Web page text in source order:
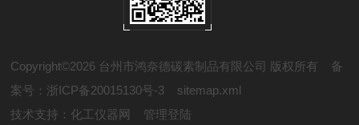
Copyright©2026 台州市鸿奈德碳素制品有限公司 版权所有 备
案号：浙ICP备20015130号-3
sitemap.xml
技术支持： 化工仪器网 管理登陆